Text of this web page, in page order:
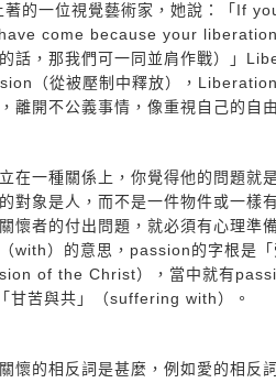
著的一位視覺藝術家，她說：「If
come because your
話，那我們可一同並肩作戰）」
（從被壓制中釋放），
離開不公義事情，像重視自己的
在一種關係上，你覺得他的問題
對象是人，而不是一件物件或一
懷者的付出問題，就必須有心理
with）的意思，passion的字根是
of the Christ），當中就有
甘苦與共」（suffering with）。
懷的相反詞是甚麼，例如愛的相